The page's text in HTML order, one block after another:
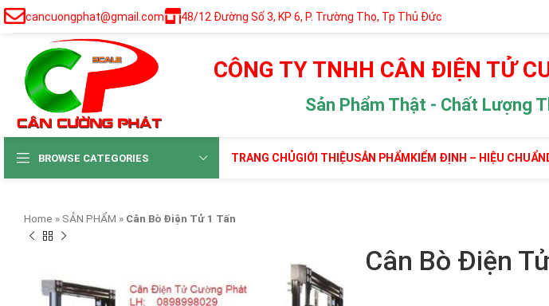
cancuongphat@gmail.com 48/12 Đường Số 3, KP 6, P. Trường Thọ, Tp Thủ Đức
CÔNG TY TNHH CÂN ĐIỆN TỬ
Sản Phẩm Thật - Chất Lượng
BROWSE CATEGORIES TRANG CHỦGIỚI THIỆUSẢN PHẨM KIỂM ĐỊNH – HIỆU CHUẨN
Home » SẢN PHẨM » Cân Bò Điện Tử 1 Tấn
Cân Bò Điện